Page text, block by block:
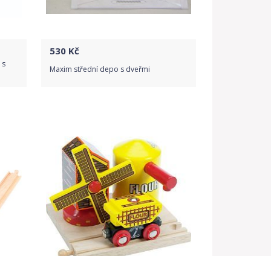
s
530 Kč
Maxim střední depo s dveřmi
Detail produktu